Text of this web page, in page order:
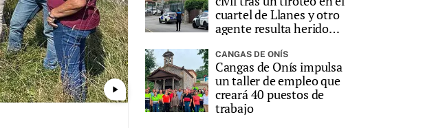
play_arrow
cuartel de Llanes y otro
agente resulta herido
CANGAS DE ONÍS
Cangas de Onís impulsa
un taller de empleo que
creará 40 puestos de
trabajo